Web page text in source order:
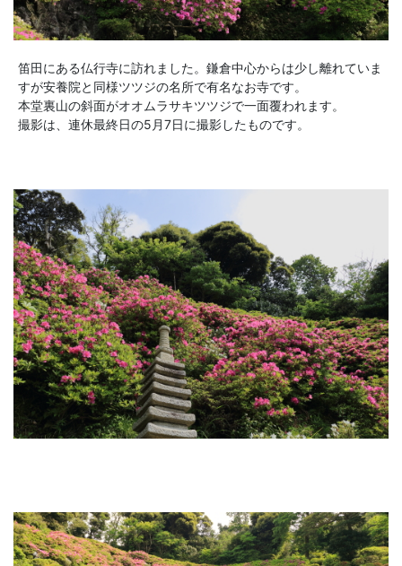
笛田にある仏行寺に訪れました。鎌倉中心からは少し離れていま
すが安養院と同様ツツジの名所で有名なお寺です。
本堂裏山の斜面がオオムラサキツツジで一面覆われます。
撮影は、連休最終日の5月7日に撮影したものです。